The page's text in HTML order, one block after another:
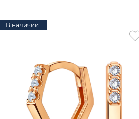
В наличии